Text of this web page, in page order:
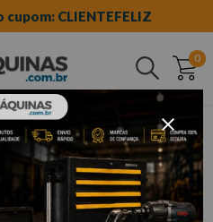
cupom: CLIENTEFELIZ
0
Buscar
martelos e marretas